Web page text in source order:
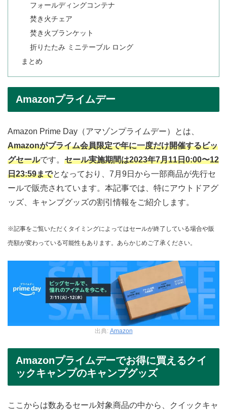
フォールディングコンテナ
焚き火チェア
焚き火ブランケット
折りたたみ ミニテーブル ロング
まとめ
Amazonプライムデー
Amazon Prime Day（アマゾンプライムデー）とは、
Amazonがプライム会員限定で年に一度だけ開催するビッ
グセールです。 セール実施期間は2023年7月11日0:00〜12
日23:59までとなっており、7月9日から一部商品が先行セ
ールで販売されています。本記事では、特にアウトドアグ
ッズ、キャンプグッズの割引情報をご紹介します。
※記事をご覧いただくタイミングによってはセールが終了している場合や販
売額が変わっている可能性もあります。あらかじめご了承ください。
出典: Amazon
Amazonプライムデーでお得に買えるクイ
ックキャンプのキャンプグッズ
ここからは数あるセール対象商品の中から、クイックキャ